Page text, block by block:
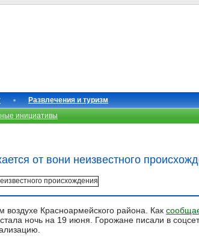
Развлечения и туризм
инициативы
от вони неизвестного
Красноармейского района. Как
ночь на 19 июня. Горожане писали в